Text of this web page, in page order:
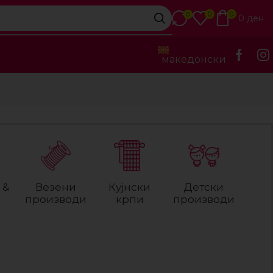
0 0 0 0 ден
македонски
Везени
производи
Кујнски
крпи
Детски
производи